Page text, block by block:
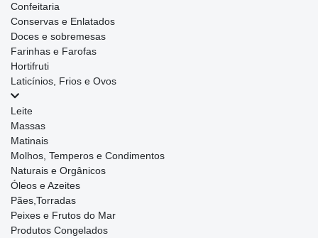
Confeitaria
Conservas e Enlatados
Doces e sobremesas
Farinhas e Farofas
Hortifruti
Laticínios, Frios e Ovos
Leite
Massas
Matinais
Molhos, Temperos e Condimentos
Naturais e Orgânicos
Óleos e Azeites
Pães,Torradas
Peixes e Frutos do Mar
Produtos Congelados